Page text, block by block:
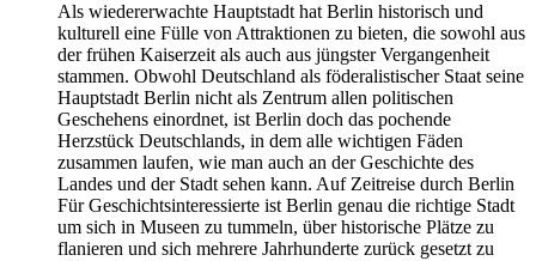
Als wiedererwachte Hauptstadt hat Berlin historisch und
kulturell eine Fülle von Attraktionen zu bieten, die sowohl aus
der frühen Kaiserzeit als auch aus jüngster Vergangenheit
stammen. Obwohl Deutschland als föderalistischer Staat seine
Hauptstadt Berlin nicht als Zentrum allen politischen
Geschehens einordnet, ist Berlin doch das pochende
Herzstück Deutschlands, in dem alle wichtigen Fäden
zusammen laufen, wie man auch an der Geschichte des
Landes und der Stadt sehen kann. Auf Zeitreise durch Berlin
Für Geschichtsinteressierte ist Berlin genau die richtige Stadt
um sich in Museen zu tummeln, über historische Plätze zu
flanieren und sich mehrere Jahrhunderte zurück gesetzt zu